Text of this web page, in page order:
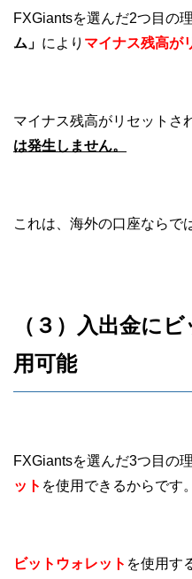
FXGiantsを選んだ2つ目の
ム」 により マイナス残高が
マイナス残高がリセットさ
は発生しません。
これは、海外の口座ならで
（３）入出金に
用可能
FXGiantsを選んだ3つ目の
ット を使用できるからです。
ビットウォレット を使用す